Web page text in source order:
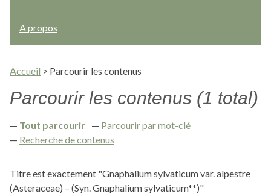
A propos
Accueil > Parcourir les contenus
Parcourir les contenus (1 total)
Tout parcourir
Parcourir par mot-clé
Recherche de contenus
Titre est exactement "Gnaphalium sylvaticum var. alpestre
(Asteraceae) – (Syn. Gnaphalium sylvaticum**)"